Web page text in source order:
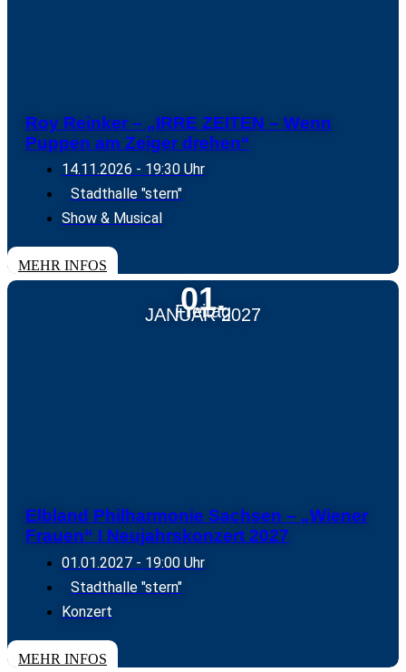
Roy Reinker – „IRRE ZEITEN – Wenn
Puppen am Zeiger drehen“
14.11.2026 - 19:30 Uhr
Stadthalle "stern"
Show & Musical
TICKETS
MEHR INFOS
01.
JANUAR 2027
Freitag
Elbland Philharmonie Sachsen – „Wiener
Frauen“ I Neujahrskonzert 2027
01.01.2027 - 19:00 Uhr
Stadthalle "stern"
Konzert
TICKETS
MEHR INFOS